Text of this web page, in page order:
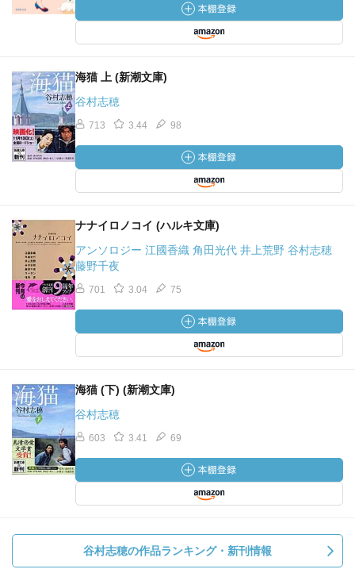
海猫 上 (新潮文庫)
谷村志穂
713 3.44 98
ナナイロノコイ (ハルキ文庫)
アンソロジー 江國香織 角田光代 井上荒野 谷村志穂
藤野千夜
701 3.04 75
海猫 (下) (新潮文庫)
谷村志穂
603 3.41 69
谷村志穂の作品ランキング・新刊情報